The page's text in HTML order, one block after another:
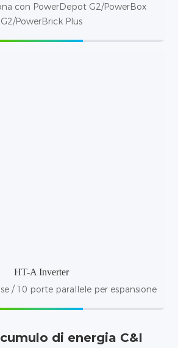
con PowerDepot G2/PowerBox
G2/PowerBrick Plus
HT-A Inverter
/ 10 porte parallele per espansione
di energia C&I